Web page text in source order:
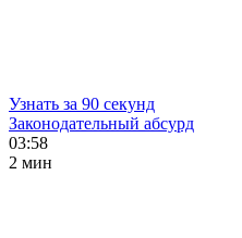
Узнать за 90 секунд
Законодательный абсурд
03:58
2 мин